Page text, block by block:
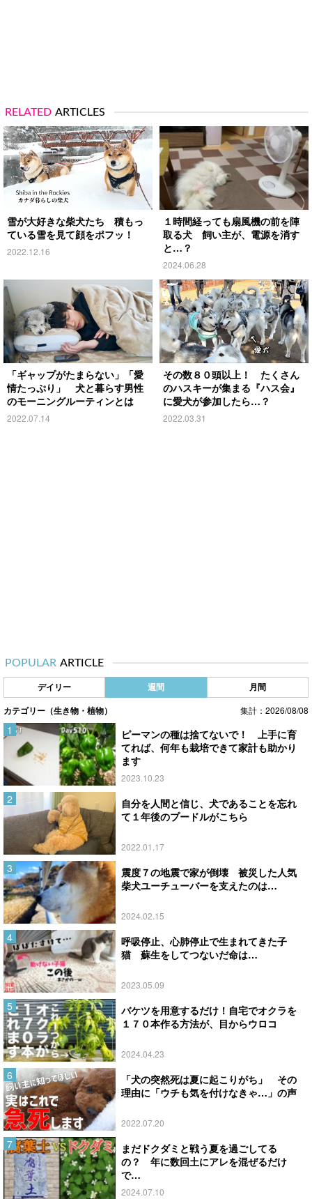
RELATED ARTICLES
雪が大好きな柴犬たち 積もっ
ている雪を見て顔をポフッ！
2022.12.16
１時間経っても扇風機の前を陣
取る犬 飼い主が、電源を消す
と…？
2024.06.28
「ギャップがたまらない」「愛
情たっぷり」 犬と暮らす男性
のモーニングルーティンとは
2022.07.14
その数８０頭以上！ たくさん
のハスキーが集まる『ハス会』
に愛犬が参加したら…？
2022.03.31
POPULAR ARTICLE
デイリー 週間 月間
カテゴリー（生き物・植物） 集計：2026/08/08
ピーマンの種は捨てないで！ 上手に育
てれば、何年も栽培できて家計も助かり
ます
2023.10.23
自分を人間と信じ、犬であることを忘れ
て１年後のプードルがこちら
2022.01.17
震度７の地震で家が倒壊 被災した人気
柴犬ユーチューバーを支えたのは…
2024.02.15
呼吸停止、心肺停止で生まれてきた子
猫 蘇生をしてつないだ命は…
2023.05.09
バケツを用意するだけ！自宅でオクラを
１７０本作る方法が、目からウロコ
2024.04.23
「犬の突然死は夏に起こりがち」 その
理由に「ウチも気を付けなきゃ…」の声
2022.07.20
まだドクダミと戦う夏を過ごしてる
の？ 年に数回土にアレを混ぜるだけ
で…
2024.07.10